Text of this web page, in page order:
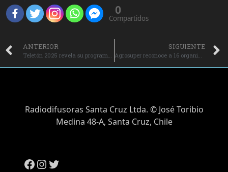
0
Compartidos
ANTERIOR SIGUIENTE
Radiodifusoras Santa Cruz Ltda. © José Toribio
Medina 48-A, Santa Cruz, Chile